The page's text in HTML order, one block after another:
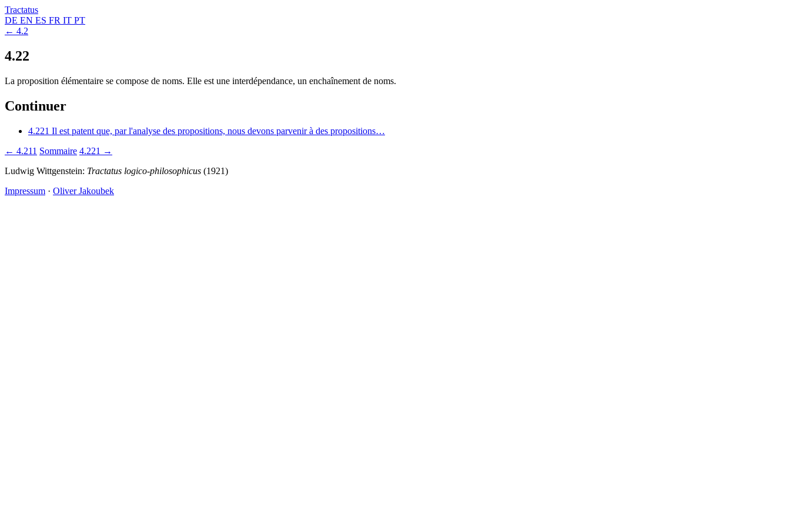
Tractatus
DE EN ES FR IT PT
← 4.2
4.22
La proposition élémentaire se compose de noms. Elle est une interdépendance, un enchaînement de noms.
Continuer
4.221 Il est patent que, par l'analyse des propositions, nous devons parvenir à des propositions…
← 4.211 Sommaire 4.221 →
Ludwig Wittgenstein: Tractatus logico-philosophicus (1921)
Impressum · Oliver Jakoubek